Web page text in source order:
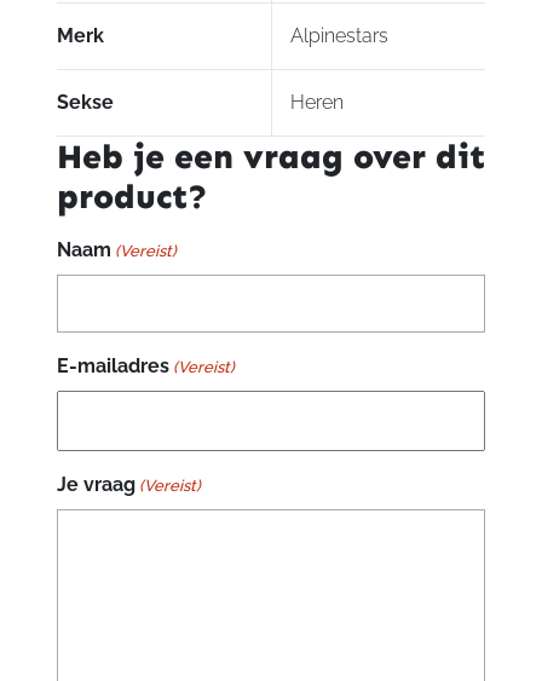
Merk Alpinestars
Sekse Heren
Heb je een vraag over dit
product?
Naam (Vereist)
E-mailadres (Vereist)
Je vraag (Vereist)